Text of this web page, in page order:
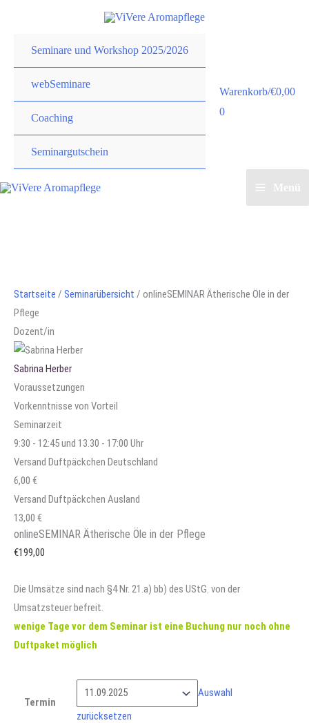
springenSeminare und Workshop 2025/2026
webSeminare
Coaching
Seminargutschein
Warenkorb/€0,00
0
Menü
Startseite / Seminarübersicht / onlineSEMINAR Ätherische Öle in der
Pflege
Dozent/in
Sabrina Herber
Voraussetzungen
Vorkenntnisse von Vorteil
Seminarzeit
9:30 - 12:45 und 13.30 - 17:00 Uhr
Versand Duftpäckchen Deutschland
6,00 €
Versand Duftpäckchen Ausland
13,00 €
onlineSEMINAR Ätherische Öle in der Pflege
€199,00
Die Umsätze sind nach §4 Nr. 21.a) bb) des UStG. von der
Umsatzsteuer befreit.
wenige Tage vor dem Seminar ist eine Buchung nur noch ohne
Duftpaket möglich
Termin
Auswahl
zurücksetzen